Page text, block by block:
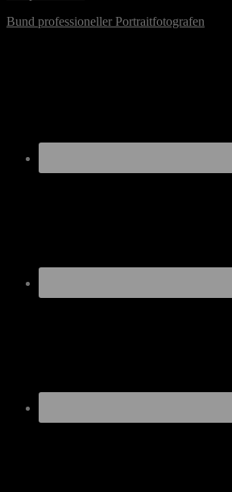
Bund professioneller Portraitfotografen